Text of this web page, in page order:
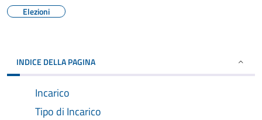
Elezioni
INDICE DELLA PAGINA
Incarico
Tipo di Incarico